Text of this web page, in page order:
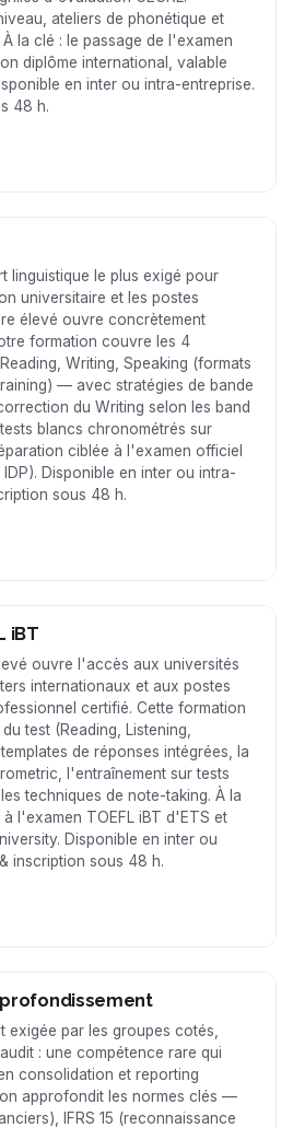
ateliers de phonétique et
la clé : le passage de l'examen
diplôme international, valable
en inter ou intra-entreprise.
48 h.
linguistique le plus exigé pour
universitaire et les postes
élevé ouvre concrètement
formation couvre les 4
Writing, Speaking (formats
— avec stratégies de bande
du Writing selon les band
blancs chronométrés sur
ciblée à l'examen officiel
IDP). Disponible en inter ou intra-
sous 48 h.
iBT
ouvre l'accès aux universités
internationaux et aux postes
certifié. Cette formation
test (Reading, Listening,
de réponses intégrées, la
l'entraînement sur tests
techniques de note-taking. À la
l'examen TOEFL iBT d'ETS et
Disponible en inter ou
inscription sous 48 h.
exigée par les groupes cotés,
: une compétence rare qui
consolidation et reporting
approfondit les normes clés —
IFRS 15 (reconnaissance